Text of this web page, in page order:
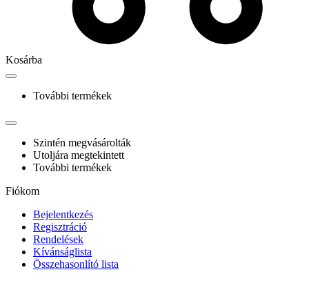
Kosárba
További termékek
Szintén megvásárolták
Utoljára megtekintett
További termékek
Fiókom
Bejelentkezés
Regisztráció
Rendelések
Kívánságlista
Összehasonlító lista